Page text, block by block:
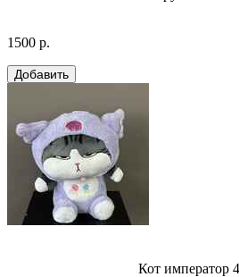
1500 р.
Кот император